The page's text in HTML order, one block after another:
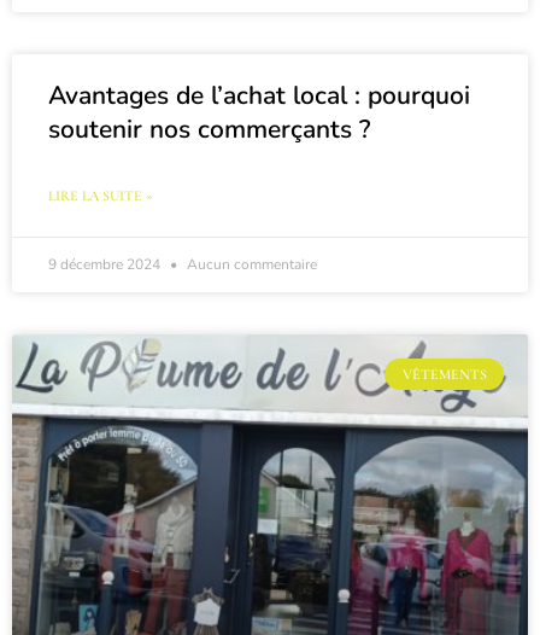
Avantages de l’achat local : pourquoi
soutenir nos commerçants ?
LIRE LA SUITE »
9 décembre 2024 Aucun commentaire
VÊTEMENTS